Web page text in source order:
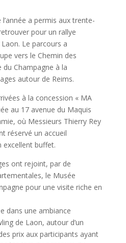
a permis aux trente-
pour un rallye
Le parcours a
vers le Chemin des
Champagne à la
autour de Reims.
à la concession « MA
au 17 avenue du Maquis
où Messieurs Thierry Rey
réservé un accueil
excellent buffet.
ont rejoint, par de
le Musée
pour une visite riche en
dans une ambiance
de Laon, autour d’un
prix aux participants ayant